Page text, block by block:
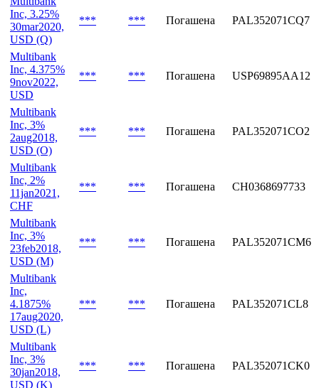
Inc, 5%
22aug2023,
USD (R)
*** *** Погашена PAL352071CR5
Multibank
Inc, 3.25%
30mar2020,
USD (Q)
*** *** Погашена PAL352071CQ7
Multibank
Inc, 4.375%
9nov2022,
USD
*** *** Погашена USP69895AA12
Multibank
Inc, 3%
2aug2018,
USD (O)
*** *** Погашена PAL352071CO2
Multibank
Inc, 2%
11jan2021,
CHF
*** *** Погашена CH0368697733
Multibank
Inc, 3%
23feb2018,
USD (M)
Multibank
Inc,
4.1875%
17aug2020,
USD (L)